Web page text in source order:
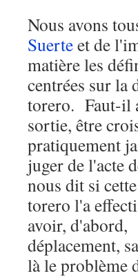
Nous avons
Suerteet de
matière les
centrées sur la
torero. Faut-il
sortie, être
pratiquement
juger de l'acte
nous dit si
torero l'a
avoir, d'abord,
déplacement,
là le problème